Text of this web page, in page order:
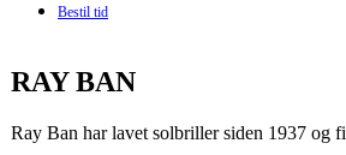
Bestil tid
RAY BAN
Ray Ban har lavet solbriller siden 1937 og